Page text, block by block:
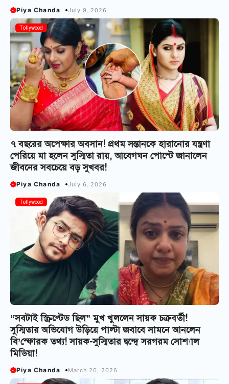
Piya Chanda July 9, 2026
Tollywood
৭ বছরের অপেক্ষার অবসান! প্রথম সন্তানকে হারানোর যন্ত্রণা
পেরিয়ে মা হলেন সুস্মিতা রায়, আবেগঘন পোস্টে জানালেন
জীবনের সবচেয়ে বড় সুখবর!
Piya Chanda July 6, 2026
Tollywood
“সবটাই স্ক্রিপ্টেড ছিল” মুখ খুললেন সায়ক চক্রবর্তী!
সুস্মিতার অভিযোগ উড়িয়ে পাল্টা জবাবে সামনে আনলেন
বি’স্ফোরক তথ্য! সায়ক-সুস্মিতার দ্বন্দ্বে সরগরম সোশ্যাল
মিডিয়া!
Piya Chanda March 20, 2026